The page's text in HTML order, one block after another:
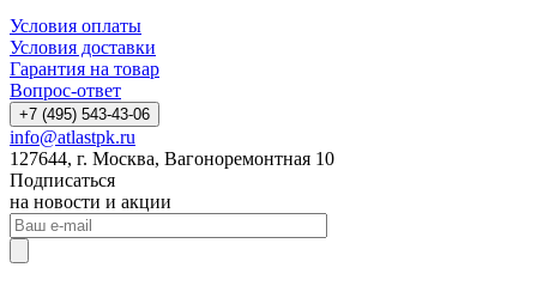
Условия оплаты
Условия доставки
Гарантия на товар
Вопрос-ответ
+7 (495) 543-43-06
info@atlastpk.ru
127644, г. Москва, Вагоноремонтная 10
Подписаться
на новости и акции